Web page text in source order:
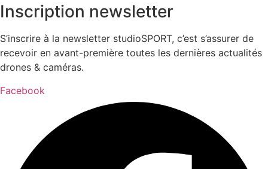
Inscription newsletter
S’inscrire à la newsletter studioSPORT, c’est s’assurer de
recevoir en avant-première toutes les dernières actualités
drones & caméras.
Facebook